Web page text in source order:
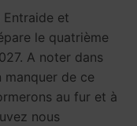
Entraide et
le quatrième
A noter dans
de ce
au fur et à
nous